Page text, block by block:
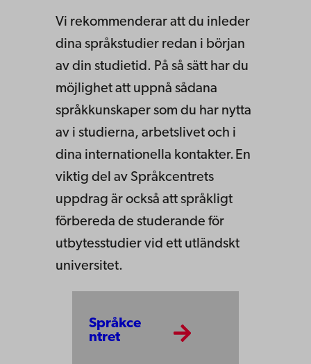
Vi rekommenderar att du inleder
dina språkstudier redan i början
av din studietid. På så sätt har du
möjlighet att uppnå sådana
språkkunskaper som du har nytta
av i studierna, arbetslivet och i
dina internationella kontakter. En
viktig del av Språkcentrets
uppdrag är också att språkligt
förbereda de studerande för
utbytesstudier vid ett utländskt
universitet.
Språkce
ntret